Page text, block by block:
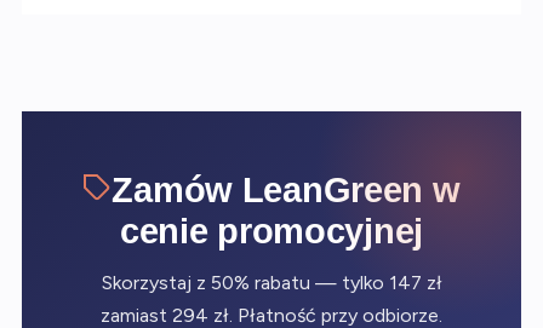
Zamów LeanGreen w
cenie promocyjnej
Skorzystaj z 50% rabatu — tylko 147 zł
zamiast 294 zł. Płatność przy odbiorze.